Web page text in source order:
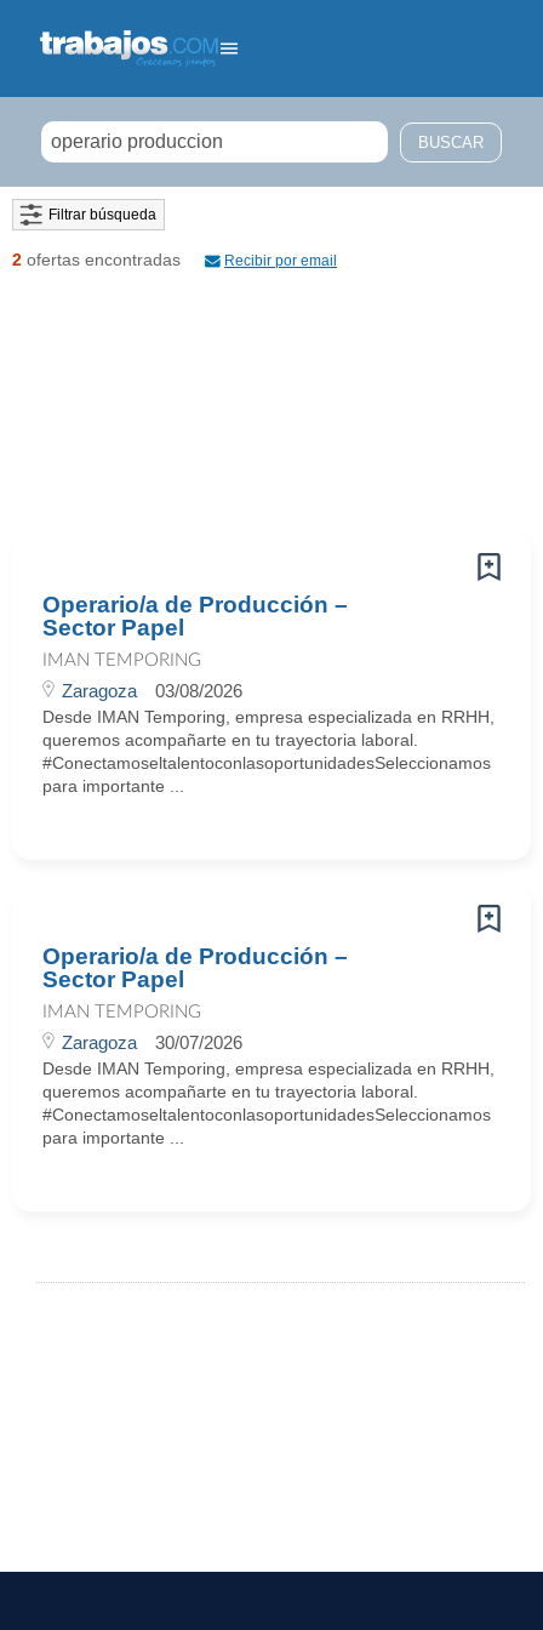
Filtrar búsqueda
2 ofertas encontradas Recibir por email
Operario/a de Producción –
Sector Papel
IMAN TEMPORING
Zaragoza 03/08/2026
Desde IMAN Temporing, empresa especializada en RRHH,
queremos acompañarte en tu trayectoria laboral.
#ConectamoseltalentoconlasoportunidadesSeleccionamos
para importante ...
Operario/a de Producción –
Sector Papel
IMAN TEMPORING
Zaragoza 30/07/2026
Desde IMAN Temporing, empresa especializada en RRHH,
queremos acompañarte en tu trayectoria laboral.
#ConectamoseltalentoconlasoportunidadesSeleccionamos
para importante ...